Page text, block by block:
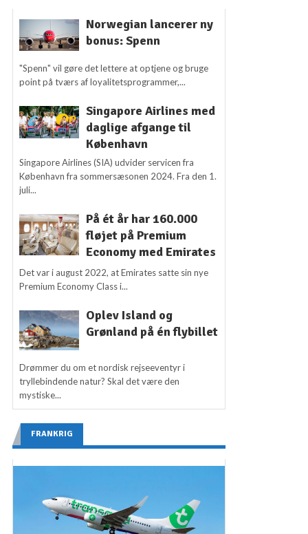
Norwegian lancerer ny
bonus: Spenn
"Spenn" vil gøre det lettere at optjene og bruge
point på tværs af loyalitetsprogrammer,...
Singapore Airlines med
daglige afgange til
København
Singapore Airlines (SIA) udvider servicen fra
København fra sommersæsonen 2024. Fra den 1.
juli...
På ét år har 160.000
fløjet på Premium
Economy med Emirates
Det var i august 2022, at Emirates satte sin nye
Premium Economy Class i...
Oplev Island og
Grønland på én flybillet
Drømmer du om et nordisk rejseeventyr i
tryllebindende natur? Skal det være den
mystiske...
FRANKRIG